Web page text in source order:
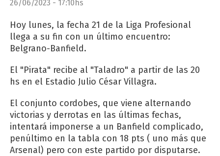
26/06/2023 - 17:10hs
Hoy lunes, la fecha 21 de la Liga Profesional
llega a su fin con un último encuentro:
Belgrano-Banfield.
El "Pirata" recibe al "Taladro" a partir de las 20
hs en el Estadio Julio César Villagra.
El conjunto cordobes, que viene alternando
victorias y derrotas en las últimas fechas,
intentará imponerse a un Banfield complicado,
penúltimo en la tabla con 18 pts ( uno más que
Arsenal) pero con este partido por disputarse.